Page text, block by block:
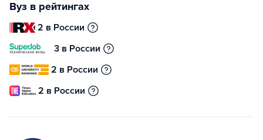
Вуз в рейтингах
2 в России
3 в России
2 в России
2 в России